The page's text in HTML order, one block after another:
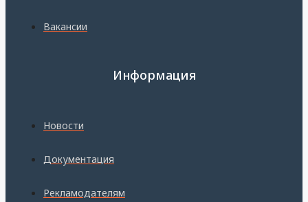
Вакансии
Информация
Новости
Документация
Рекламодателям